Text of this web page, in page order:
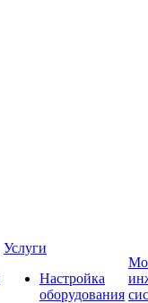
Услуги
Настройка
оборудования